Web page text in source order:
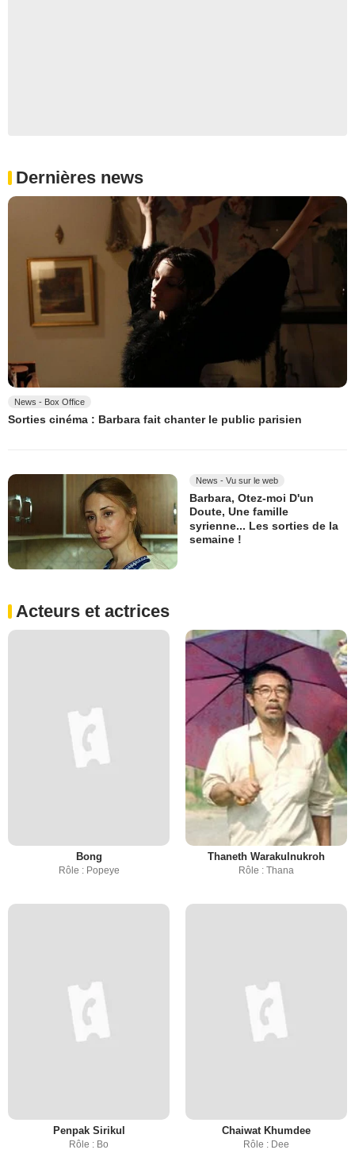
Dernières news
News - Box Office
Sorties cinéma : Barbara fait chanter le public parisien
News - Vu sur le web
Barbara, Otez-moi D'un
Doute, Une famille
syrienne... Les sorties de la
semaine !
Acteurs et actrices
Bong
Rôle : Popeye
Thaneth Warakulnukroh
Rôle : Thana
Penpak Sirikul
Rôle : Bo
Chaiwat Khumdee
Rôle : Dee